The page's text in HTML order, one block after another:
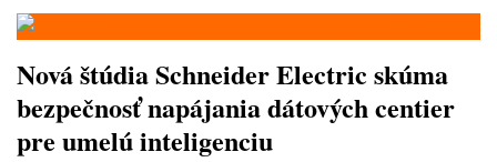
Nová štúdia Schneider Electric skúma
bezpečnosť napájania dátových centier
pre umelú inteligenciu